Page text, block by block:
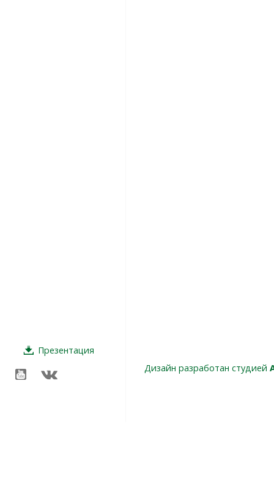
Презентация
Дизайн разработан студией